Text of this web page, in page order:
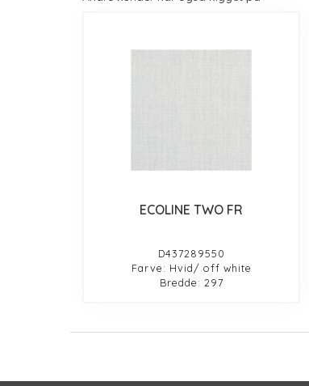
ECOLINE TWO FR
D437289550
Farve: Hvid/ off white
Bredde: 297